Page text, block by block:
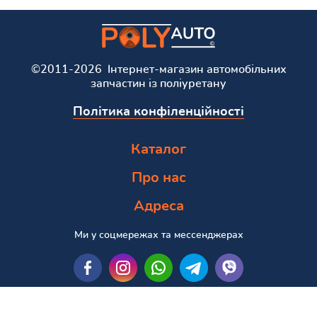
©2011-2026 Інтернет-магазин автомобільних
запчастин із поліуретану
Політика конфіленційності
Каталог
Про нас
Адреса
Ми у соцмережах та мессенджерах